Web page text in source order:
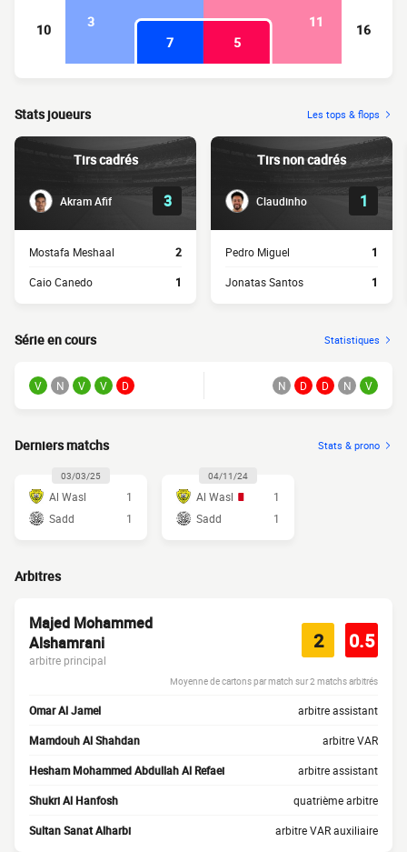
10 3
11
7
5
16
Stats joueurs Les tops & flops
Tirs cadrés
Akram Afif 3
Mostafa Meshaal 2
Caio Canedo 1
Tirs non cadrés
Claudinho 1
Pedro Miguel 1
Jonatas Santos 1
Série en cours Statistiques
V N V V D N D D N V
Derniers matchs Stats & prono
03/03/25
Al Wasl
1
Sadd
1
04/11/24
Al Wasl
1
Sadd
1
Arbitres
Majed Mohammed
Alshamrani
arbitre principal
2 0.5
Moyenne de cartons par match sur 2 matchs arbitrés
Omar Al Jamel arbitre assistant
Mamdouh Al Shahdan arbitre VAR
Hesham Mohammed Abdullah Al Refaei arbitre assistant
Shukri Al Hanfosh quatrième arbitre
Sultan Sanat Alharbi arbitre VAR auxiliaire